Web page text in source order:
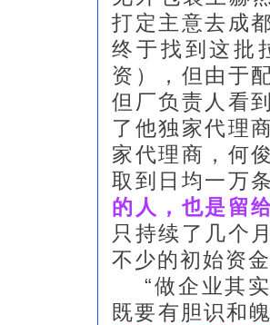
打定主意去成
终于找到这
资），但由于
但厂负责人看
了他独家代理
家代理商，何
取到日均一万
的人，也是留
只持续了几个
不少的初始资
“做企业其
既要有胆识和